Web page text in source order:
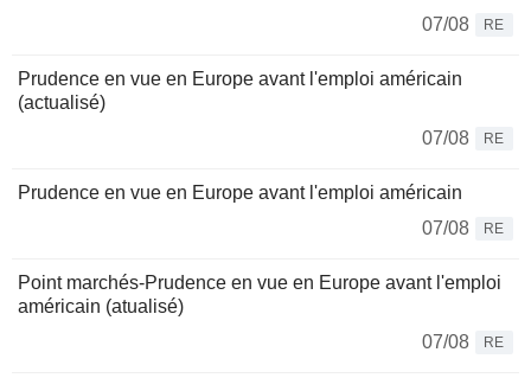
07/08
RE
Prudence en vue en Europe avant l'emploi américain
(actualisé)
07/08
RE
Prudence en vue en Europe avant l'emploi américain
07/08
RE
Point marchés-Prudence en vue en Europe avant l'emploi
américain (atualisé)
07/08
RE